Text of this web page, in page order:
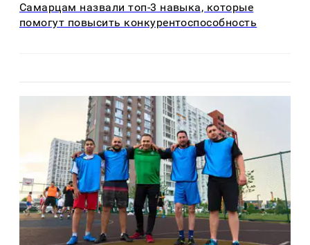
Самарцам назвали топ-3 навыка, которые
помогут повысить конкурентоспособность